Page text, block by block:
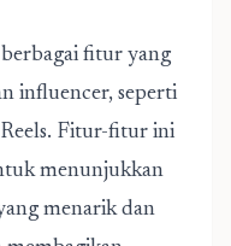
fitur yang
influencer, seperti
Fitur-fitur ini
menunjukkan
menarik dan